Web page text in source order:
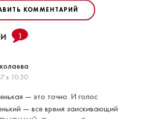
КОММЕНТАРИЙ
1
в 10:50
— это точно. И голос
— все время заискивающий